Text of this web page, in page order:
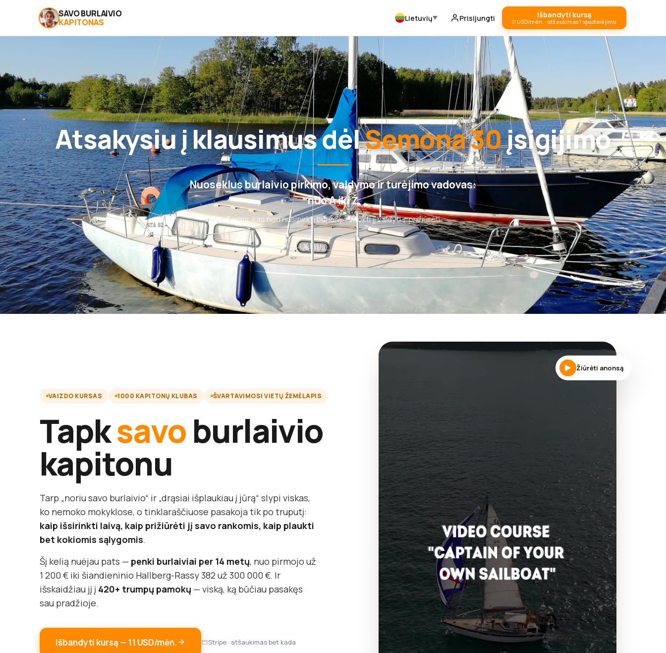
SAVO BURLAIVIO
KAPITONAS
Lietuvių Prisijungti Išbandyti kursą
11 USD/mėn. · atšaukimas 1 spustelėjimu
Atsakysiu į klausimus dėlSemona 30įsigijimo
Nuoseklus burlaivio pirkimo, valdymo ir turėjimo vadovas:
nuo A iki Ž
Tiems, kas nori nusipirkti burlaivį, išmokti jį valdyti ir prižiūrėti
VAIZDO KURSAS 1000 KAPITONŲ KLUBAS ŠVARTAVIMOSI VIETŲ ŽEMĖLAPIS
Tapksavoburlaivio
kapitonu
Tarp „noriu savo burlaivio“ ir „drąsiai išplaukiau į jūrą“ slypi viskas,
ko nemoko mokyklose, o tinklaraščiuose pasakoja tik po truputį:
kaip išsirinkti laivą, kaip prižiūrėti jį savo rankomis, kaip plaukti
bet kokiomis sąlygomis.
Šį kelią nuėjau pats — penki burlaiviai per 14 metų, nuo pirmojo už
1 200 € iki šiandieninio Hallberg-Rassy 382 už 300 000 €. Ir
išskaidžiau jį į 420+ trumpų pamokų — viską, ką būčiau pasakęs
sau pradžioje.
Išbandyti kursą — 11 USD/mėn. Stripe · atšaukimas bet kada
Žiūrėti anonsą